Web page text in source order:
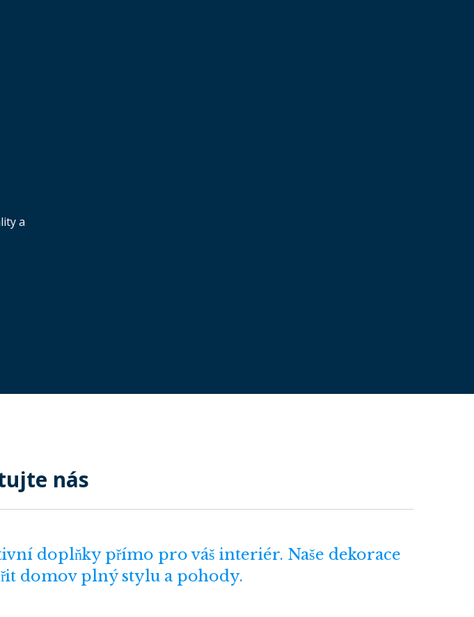
a
nás
doplňky přímo pro váš interiér. Naše dekorace
domov plný stylu a pohody.